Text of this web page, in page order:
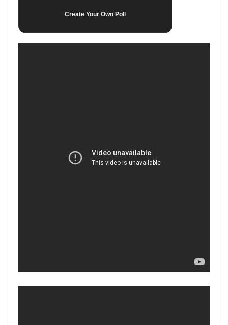
Create Your Own Poll